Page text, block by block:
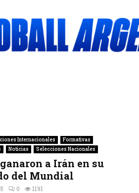
Internacionales
Formativas
Noticias Selecciones Nacionales
a Irán en su
del Mundial
0 1191